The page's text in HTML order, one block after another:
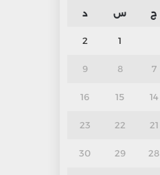
ج س د
1
2
7
8
9
14
15
16
21
22
23
28
29
30